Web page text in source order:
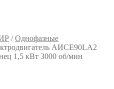
/Однофазные
АИСЕ90LA2
1,5 кВт 3000 об/мин